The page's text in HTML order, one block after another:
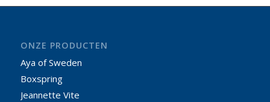
ONZE PRODUCTEN
Aya of Sweden
Boxspring
Jeannette Vite